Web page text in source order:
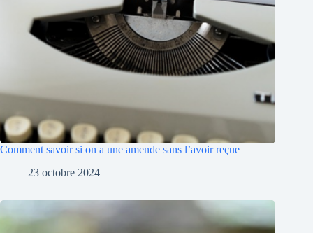
Comment savoir si on a une amende sans l’avoir reçue
23 octobre 2024